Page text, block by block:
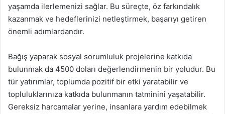
yaşamda ilerlemenizi sağlar. Bu süreçte, öz farkındalık
kazanmak ve hedeflerinizi netleştirmek, başarıyı getiren
önemli adımlardandır.
Bağış yaparak sosyal sorumluluk projelerine katkıda
bulunmak da 4500 doları değerlendirmenin bir yoludur. Bu
tür yatırımlar, toplumda pozitif bir etki yaratabilir ve
topluluklarınıza katkıda bulunmanın tatminini yaşatabilir.
Gereksiz harcamalar yerine, insanlara yardım edebilmek